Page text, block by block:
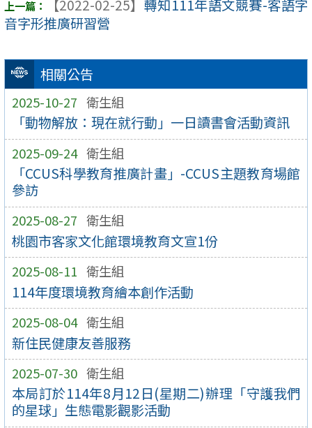
相關公告
2025-10-27 衛生組
「動物解放：現在就行動」一日讀書會活動資訊
2025-09-24 衛生組
「CCUS科學教育推廣計畫」-CCUS主題教育場館
參訪
2025-08-27 衛生組
桃園市客家文化館環境教育文宣1份
2025-08-11 衛生組
114年度環境教育繪本創作活動
2025-08-04 衛生組
新住民健康友善服務
2025-07-30 衛生組
本局訂於114年8月12日(星期二)辦理「守護我們
的星球」生態電影觀影活動
【2022-02-25】 轉知111年語文競賽-客語字
音字形推廣研習營